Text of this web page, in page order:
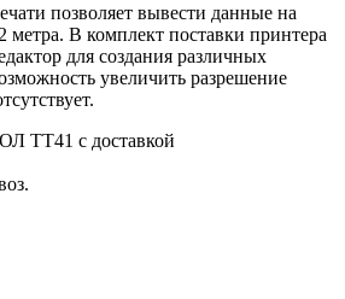
позволяет вывести данные на
метра. В комплект поставки принтера
для создания различных
увеличить разрешение
ТТ41 с доставкой